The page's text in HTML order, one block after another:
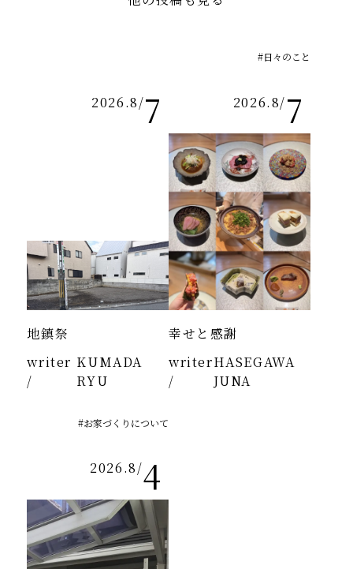
2026.8/7
地鎮祭
writer
/
KUMADA
RYU
2026.8/7
幸せと感謝
#日々のこと
writer
/
HASEGAWA
JUNA
2026.8/4
#お家づくりについて